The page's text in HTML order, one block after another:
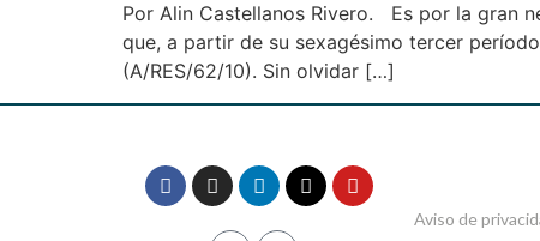
Por Alin Castellanos Rivero. Es por la gran
que, a partir de su sexagésimo tercer
(A/RES/62/10). Sin olvidar […]
Aviso de